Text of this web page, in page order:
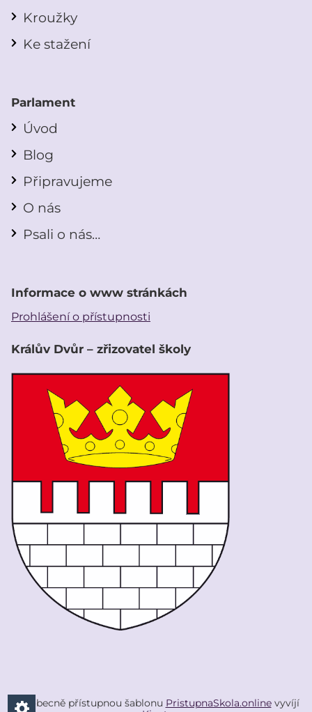
Kroužky
Ke stažení
Parlament
Úvod
Blog
Připravujeme
O nás
Psali o nás…
Informace o www stránkách
Prohlášení o přístupnosti
Králův Dvůr – zřizovatel školy
Všeobecně přístupnou šablonu PristupnaSkola.onlinevyvíjí